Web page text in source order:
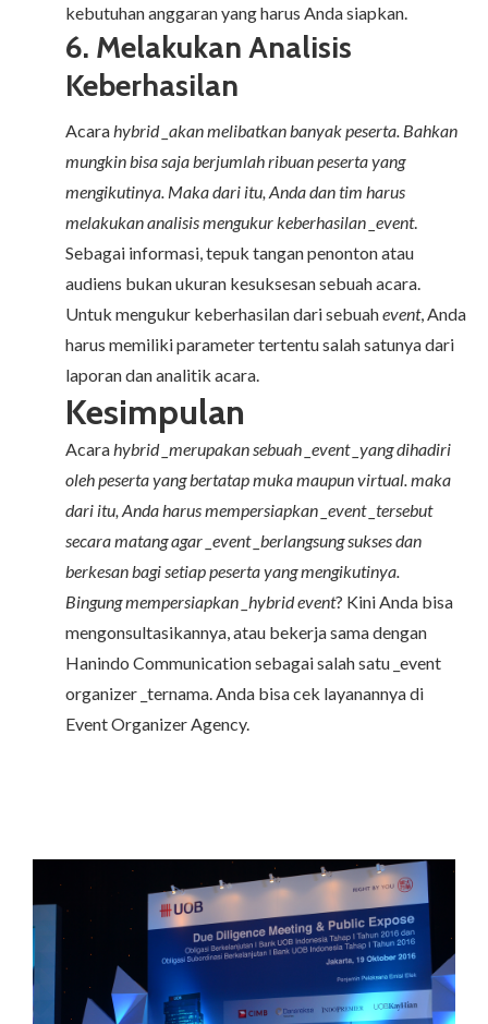
kebutuhan anggaran yang harus Anda siapkan.
6. Melakukan Analisis
Keberhasilan
Acarahybrid _akan melibatkan banyak peserta. Bahkan
mungkin bisa saja berjumlah ribuan peserta yang
mengikutinya. Maka dari itu, Anda dan tim harus
melakukan analisis mengukur keberhasilan _event.
Sebagai informasi, tepuk tangan penonton atau
audiens bukan ukuran kesuksesan sebuah acara.
Untuk mengukur keberhasilan dari sebuahevent, Anda
harus memiliki parameter tertentu salah satunya dari
laporan dan analitik acara.
Kesimpulan
Acarahybrid _merupakan sebuah _event _yang dihadiri
oleh peserta yang bertatap muka maupun virtual. maka
dari itu, Anda harus mempersiapkan _event _tersebut
secara matang agar _event _berlangsung sukses dan
berkesan bagi setiap peserta yang mengikutinya.
Bingung mempersiapkan _hybrid event? Kini Anda bisa
mengonsultasikannya, atau bekerja sama dengan
Hanindo Communication sebagai salah satu _event
organizer _ternama. Anda bisa cek layanannya di
Event Organizer Agency.